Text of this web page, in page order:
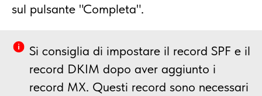
sul pulsante "Completa".
Si consiglia di impostare il record SPF e il
record DKIM dopo aver aggiunto i
record MX. Questi record sono necessari